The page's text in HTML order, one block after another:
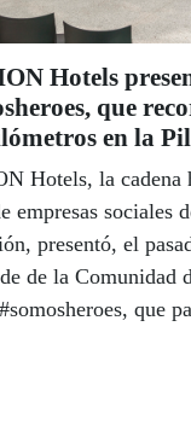
Hotels
que
en la
Hotels, la cadena
empresas sociales
presentó, el
de la Comunidad
que